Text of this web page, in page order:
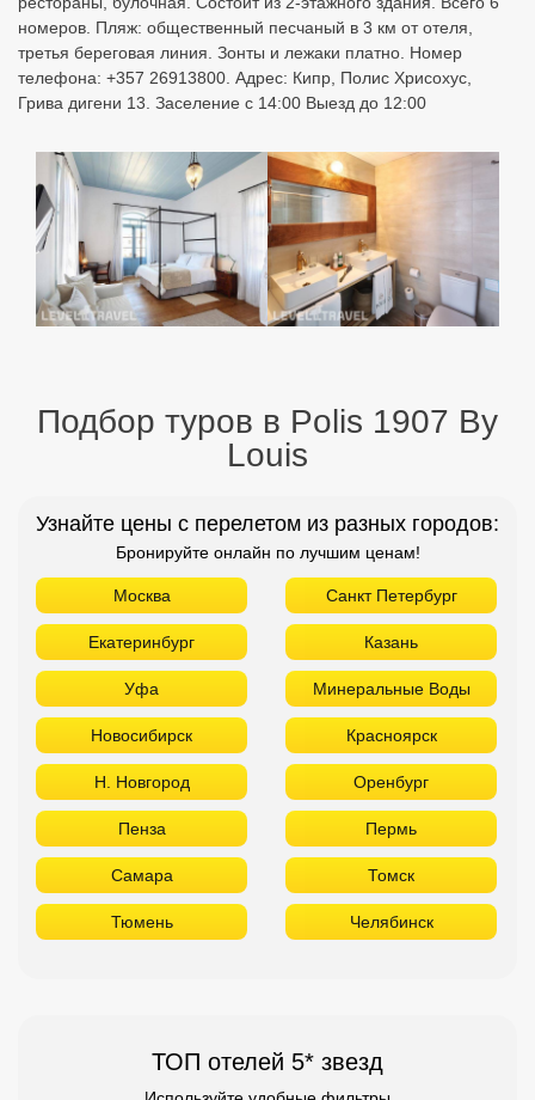
номеров. Пляж: общественный песчаный в 3 км от отеля,
третья береговая линия. Зонты и лежаки платно. Номер
телефона: +357 26913800. Адрес: Кипр, Полис Хрисохус,
Грива дигени 13. Заселение с 14:00 Выезд до 12:00
Подбор туров в Polis 1907 By
Louis
Узнайте цены с перелетом из разных городов:
Бронируйте онлайн по лучшим ценам!
Москва Санкт Петербург
Екатеринбург Казань
Уфа Минеральные Воды
Новосибирск Красноярск
Н. Новгород Оренбург
Пенза Пермь
Самара Томск
Тюмень Челябинск
ТОП отелей 5* звезд